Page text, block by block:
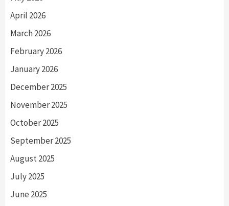
April 2026
March 2026
February 2026
January 2026
December 2025
November 2025
October 2025
September 2025
August 2025
July 2025
June 2025